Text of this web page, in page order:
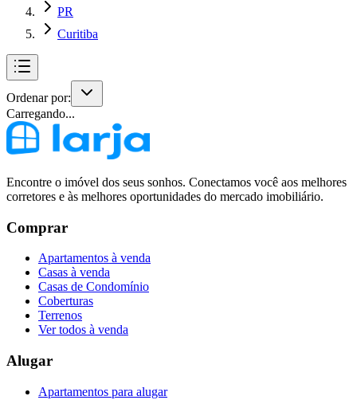
PR
Curitiba
Ordenar por:
Carregando...
Encontre o imóvel dos seus sonhos. Conectamos você aos melhores
corretores e às melhores oportunidades do mercado imobiliário.
Comprar
Apartamentos à venda
Casas à venda
Casas de Condomínio
Coberturas
Terrenos
Ver todos à venda
Alugar
Apartamentos para alugar